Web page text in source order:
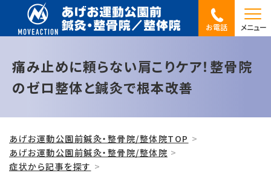
お電話 メニュー
痛み止めに頼らない肩こりケア！整骨院
のゼロ整体と鍼灸で根本改善
あげお運動公園前鍼灸・整骨院/整体院TOP
あげお運動公園前鍼灸・整骨院/整体院
症状から記事を探す